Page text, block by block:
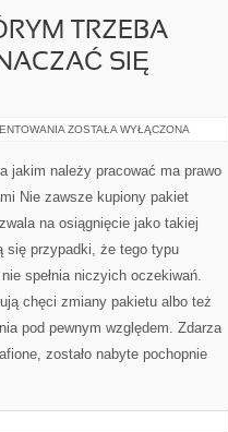
TRZEBA
SIĘ
JAKIKOLWIEK
KTÓRYM
TRZEBA
MA
ODZNACZAĆ
WADAMI
ZOSTAŁA WYŁĄCZONA
jakim należy pracować ma prawo
Nie zawsze kupiony pakiet
na osiągnięcie jako takiej
się przypadki, że tego typu
spełnia niczyich oczekiwań.
chęci zmiany pakietu albo też
pod pewnym względem. Zdarza
zostało nabyte pochopnie